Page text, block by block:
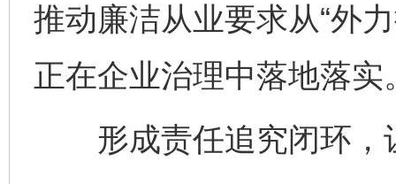
推动廉洁从业要求从“外
正在企业治理中落地落实
形成责任追究闭环，